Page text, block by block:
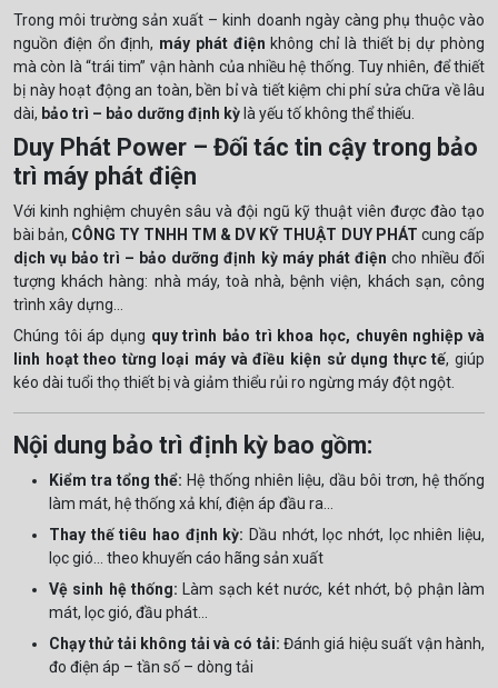
Trong môi trường sản xuất – kinh doanh ngày càng phụ thuộc vào
nguồn điện ổn định, máy phát điện không chỉ là thiết bị dự phòng
mà còn là “trái tim” vận hành của nhiều hệ thống. Tuy nhiên, để thiết
bị này hoạt động an toàn, bền bỉ và tiết kiệm chi phí sửa chữa về lâu
dài, bảo trì – bảo dưỡng định kỳ là yếu tố không thể thiếu.
Duy Phát Power – Đối tác tin cậy trong bảo
trì máy phát điện
Với kinh nghiệm chuyên sâu và đội ngũ kỹ thuật viên được đào tạo
bài bản, CÔNG TY TNHH TM & DV KỸ THUẬT DUY PHÁT cung cấp
dịch vụ bảo trì – bảo dưỡng định kỳ máy phát điện cho nhiều đối
tượng khách hàng: nhà máy, toà nhà, bệnh viện, khách sạn, công
trình xây dựng...
Chúng tôi áp dụng quy trình bảo trì khoa học, chuyên nghiệp và
linh hoạt theo từng loại máy và điều kiện sử dụng thực tế, giúp
kéo dài tuổi thọ thiết bị và giảm thiểu rủi ro ngừng máy đột ngột.
Nội dung bảo trì định kỳ bao gồm:
Kiểm tra tổng thể: Hệ thống nhiên liệu, dầu bôi trơn, hệ thống
làm mát, hệ thống xả khí, điện áp đầu ra...
Thay thế tiêu hao định kỳ: Dầu nhớt, lọc nhớt, lọc nhiên liệu,
lọc gió... theo khuyến cáo hãng sản xuất
Vệ sinh hệ thống: Làm sạch két nước, két nhớt, bộ phận làm
mát, lọc gió, đầu phát...
Chạy thử tải không tải và có tải: Đánh giá hiệu suất vận hành,
đo điện áp – tần số – dòng tải